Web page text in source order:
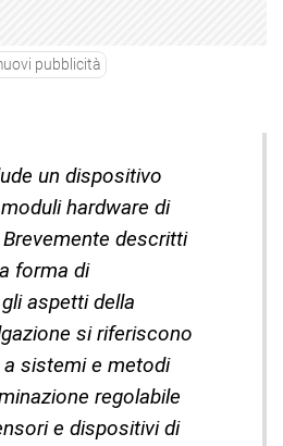
pubblicità
un dispositivo
hardware di
descritti
forma di
aspetti della
si riferiscono
sistemi e metodi
regolabile
e dispositivi di